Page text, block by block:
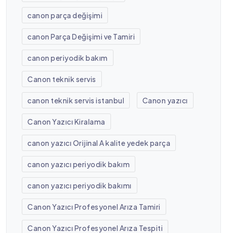
canon parça değişimi
canon Parça Değişimi ve Tamiri
canon periyodik bakım
Canon teknik servis
canon teknik servis istanbul Canon yazıcı
Canon Yazıcı Kiralama
canon yazıcı Orijinal A kalite yedek parça
canon yazıcı periyodik bakım
canon yazıcı periyodik bakımı
Canon Yazıcı Profesyonel Arıza Tamiri
Canon Yazıcı Profesyonel Arıza Tespiti